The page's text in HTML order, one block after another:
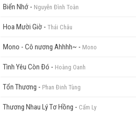
Biển Nhớ - Nguyễn Đình Toàn
Hoa Mười Giờ - Thái Châu
Mono - Cô nương Ahhhh~ - Mono
Tình Yêu Còn Đó - Hoàng Oanh
Tổn Thương - Phan Đinh Tùng
Thương Nhau Lý Tơ Hồng - Cẩm Ly